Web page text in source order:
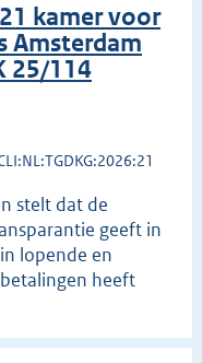
kamer voor
Amsterdam
25/114
stelt dat de
geeft in
lopende en
heeft